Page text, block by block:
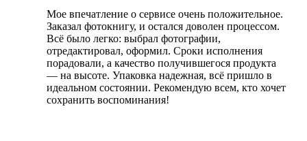
Мое впечатление о сервисе очень положительное.
Заказал фотокнигу, и остался доволен процессом.
Всё было легко: выбрал фотографии,
отредактировал, оформил. Сроки исполнения
порадовали, а качество получившегося продукта
— на высоте. Упаковка надежная, всё пришло в
идеальном состоянии. Рекомендую всем, кто хочет
сохранить воспоминания!